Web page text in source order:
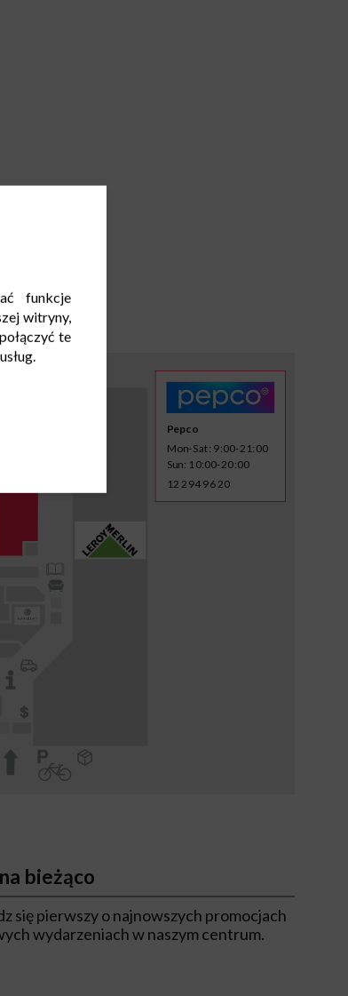
Pepco
Mon-Sat: 9:00-21:00
Sun: 10:00-20:00
12 294 96 20
bieżąco
się pierwszy o najnowszych promocjach
wydarzeniach w naszym centrum.
funkcje
witryny,
te